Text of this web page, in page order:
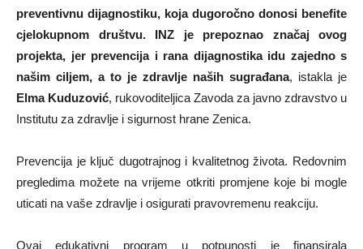
preventivnu dijagnostiku, koja dugoročno donosi benefite
cjelokupnom društvu. INZ je prepoznao značaj ovog
projekta, jer prevencija i rana dijagnostika idu zajedno s
našim ciljem, a to je zdravlje naših sugrađana, istakla je
Elma Kuduzović, rukovoditeljica Zavoda za javno zdravstvo u
Institutu za zdravlje i sigurnost hrane Zenica.
Prevencija je ključ dugotrajnog i kvalitetnog života. Redovnim
pregledima možete na vrijeme otkriti promjene koje bi mogle
uticati na vaše zdravlje i osigurati pravovremenu reakciju.
Ovaj edukativni program u potpunosti je finansirala